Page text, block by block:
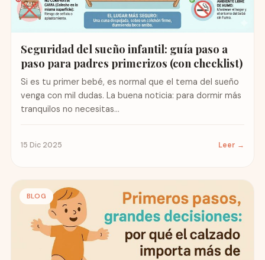
Seguridad del sueño infantil: guía paso a
paso para padres primerizos (con checklist)
Si es tu primer bebé, es normal que el tema del sueño
venga con mil dudas. La buena noticia: para dormir más
tranquilos no necesitas...
15 Dic 2025 Leer →
BLOG